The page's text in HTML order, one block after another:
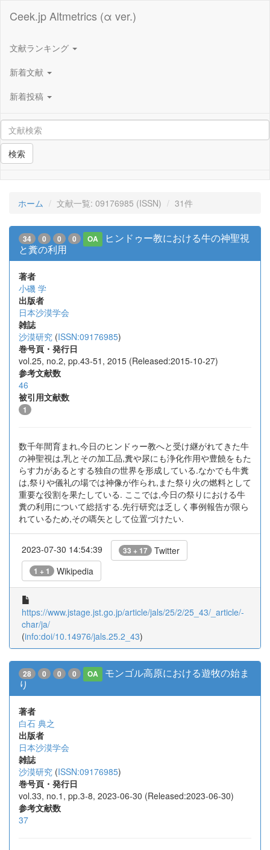
Ceek.jp Altmetrics (α ver.)
文献ランキング
新着文献
新着投稿
検索
ホーム 文献一覧: 09176985 (ISSN) 31件
34 0 0 0 OA
ヒンドゥー教における牛の神聖視
と糞の利用
著者
小磯 学
出版者
日本沙漠学会
雑誌
沙漠研究 (ISSN:09176985)
巻号頁・発行日
vol.25, no.2, pp.43-51, 2015 (Released:2015-10-27)
参考文献数
46
被引用文献数
1
数千年間育まれ,今日のヒンドゥー教へと受け継がれてきた牛
の神聖視は,乳とその加工品,糞や尿にも浄化作用や豊饒をもた
らす力があるとする独自の世界を形成している.なかでも牛糞
は,祭りや儀礼の場では神像が作られ,また祭り火の燃料として
重要な役割を果たしている. ここでは,今日の祭りにおける牛
糞の利用について総括する.先行研究は乏しく事例報告が限ら
れているため,その嚆矢として位置づけたい.
2023-07-30 14:54:39 33 + 17 Twitter
1 + 1 Wikipedia
https://www.jstage.jst.go.jp/article/jals/25/2/25_43/_article/-
char/ja/
(info:doi/10.14976/jals.25.2_43)
28 0 0 0 OA
モンゴル高原における遊牧の始ま
り
著者
白石 典之
出版者
日本沙漠学会
雑誌
沙漠研究 (ISSN:09176985)
巻号頁・発行日
vol.33, no.1, pp.3-8, 2023-06-30 (Released:2023-06-30)
参考文献数
37